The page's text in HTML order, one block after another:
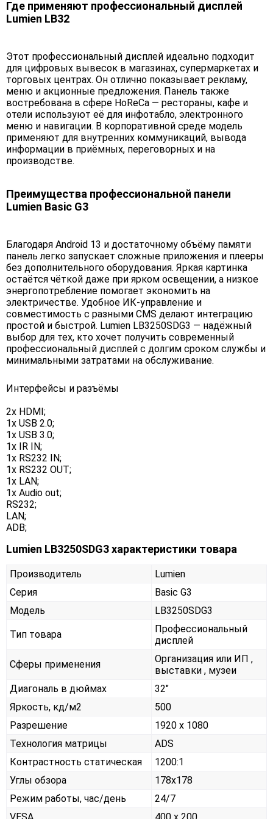
Где применяют профессиональный дисплей
Lumien LB32
Этот профессиональный дисплей идеально подходит
для цифровых вывесок в магазинах, супермаркетах и
торговых центрах. Он отлично показывает рекламу,
меню и акционные предложения. Панель также
востребована в сфере HoReCa — рестораны, кафе и
отели используют её для инфотабло, электронного
меню и навигации. В корпоративной среде модель
применяют для внутренних коммуникаций, вывода
информации в приёмных, переговорных и на
производстве.
Преимущества профессиональной панели
Lumien Basic G3
Благодаря Android 13 и достаточному объёму памяти
панель легко запускает сложные приложения и плееры
без дополнительного оборудования. Яркая картинка
остаётся чёткой даже при ярком освещении, а низкое
энергопотребление помогает экономить на
электричестве. Удобное ИК-управление и
совместимость с разными CMS делают интеграцию
простой и быстрой. Lumien LB3250SDG3 — надёжный
выбор для тех, кто хочет получить современный
профессиональный дисплей с долгим сроком службы и
минимальными затратами на обслуживание.
Интерфейсы и разъёмы
2x HDMI;
1x USB 2.0;
1x USB 3.0;
1x IR IN;
1x RS232 IN;
1x RS232 OUT;
1x LAN;
1x Audio out;
RS232;
LAN;
ADB;
Lumien LB3250SDG3 характеристики товара
Производитель
Lumien
Серия
Basic G3
Модель
LB3250SDG3
Тип товара
Профессиональный
дисплей
Сферы применения
Организация или ИП ,
выставки , музеи
Диагональ в дюймах
32"
Яркость, кд/м2
500
Разрешение
1920 x 1080
Технология матрицы
ADS
Контрастность статическая
1200:1
Углы обзора
178x178
Режим работы, час/день
24/7